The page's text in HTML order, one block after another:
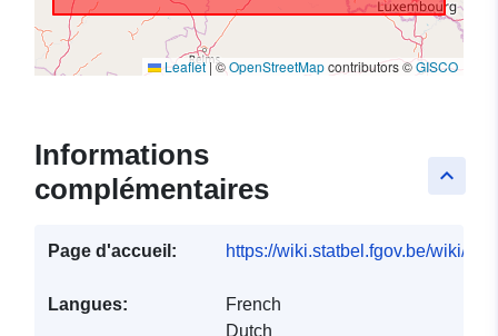
Leaflet|©OpenStreetMapcontributors ©GISCO
keyboard_arrow_up
Informations
complémentaires
Page d'accueil: https://wiki.statbel.fgov.be/wiki/
Langues:
French
Dutch